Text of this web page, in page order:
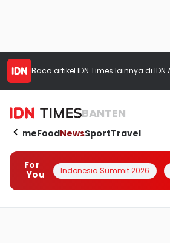
Baca artikel IDN Times lainnya di IDN
BANTEN
HomeFoodNewsSportTravel
For
You
Indonesia Summit 2026